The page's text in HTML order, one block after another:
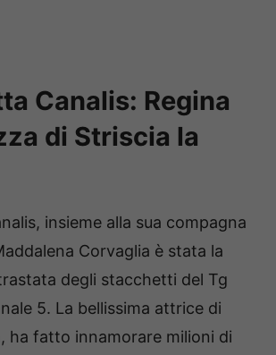
Canalis: Regina
di Striscia la
insieme alla sua compagna
Corvaglia è stata la
degli stacchetti del Tg
5. La bellissima attrice di
ha fatto innamorare milioni di